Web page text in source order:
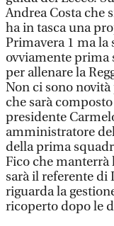
Andrea Costa che
ha in tasca una
Primavera 1 ma la
ovviamente prima
per allenare la
Non ci sono
che sarà
presidente
amministratore
della prima
Fico che manterrà
sarà il referente di
riguarda la
ricoperto dopo le